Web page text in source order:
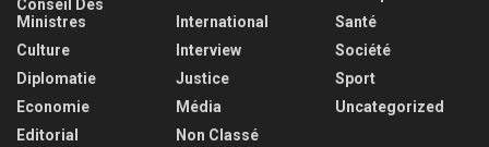
Conseil Des
Ministres
Culture
Diplomatie
Economie
Editorial
International
Interview
Justice
Média
Non Classé
Santé
Société
Sport
Uncategorized